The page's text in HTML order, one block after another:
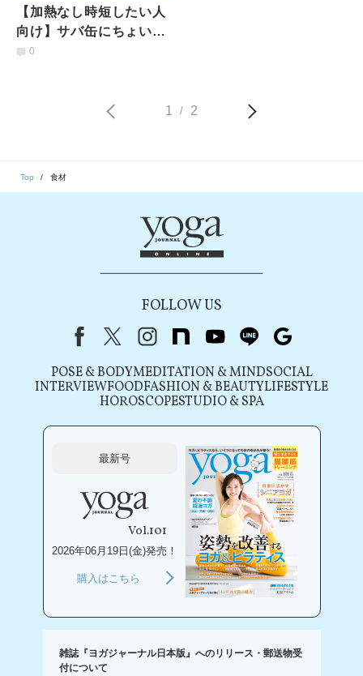
【加熱なし時短したい人
向け】サバ缶にちょい足
しするだけで栄養価がと
0
1 / 2
Top 食材
FOLLOW US
FacebookX（旧Twitter）
instagram
note youtubeline
POSE & BODYMEDITATION & MINDSOCIAL
INTERVIEWFOODFASHION & BEAUTYLIFESTYLE
HOROSCOPESTUDIO & SPA
最新号
Vol.101
2026年06月19日(金)発売！
購入はこちら
雑誌『ヨガジャーナル日本版』へのリリース・郵送物受
付について